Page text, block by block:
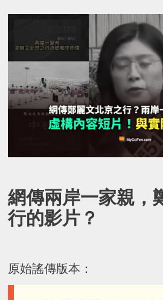
網傳兩岸一家親，
行的影片？
原始謠傳版本：